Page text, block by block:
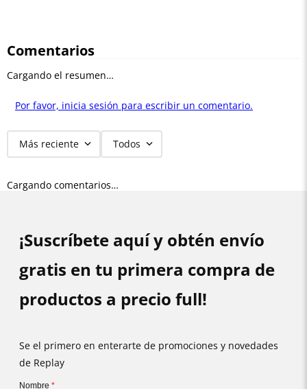
Comentarios
Cargando el resumen…
Por favor, inicia sesión para escribir un comentario.
Más reciente Todos
Cargando comentarios…
¡Suscríbete aquí y obtén envío
gratis en tu primera compra de
productos a precio full!
Se el primero en enterarte de promociones y novedades
de Replay
Nombre *